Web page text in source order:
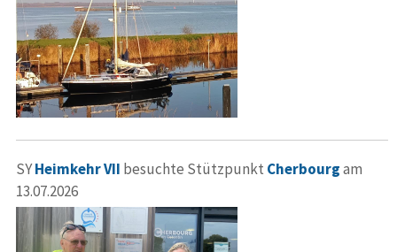
SYHeimkehr VII besuchte Stützpunkt Cherbourgam
13.07.2026